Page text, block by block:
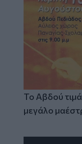
Το Αβδού
μεγάλο